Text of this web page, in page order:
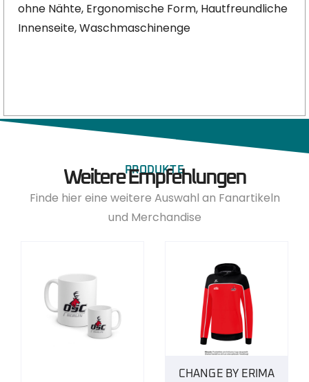
ohne Nähte, Ergonomische Form, Hautfreundliche
Innenseite, Waschmaschinenge
PRODUKTE
Weitere Empfehlungen
Finde hier eine weitere Auswahl an Fanartikeln
und Merchandise
CHANGE BY ERIMA